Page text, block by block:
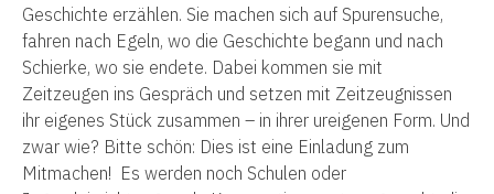
Geschichte erzählen. Sie machen sich auf Spurensuche,
fahren nach Egeln, wo die Geschichte begann und nach
Schierke, wo sie endete. Dabei kommen sie mit
Zeitzeugen ins Gespräch und setzen mit Zeitzeugnissen
ihr eigenes Stück zusammen – in ihrer ureigenen Form. Und
zwar wie? Bitte schön: Dies ist eine Einladung zum
Mitmachen! Es werden noch Schulen oder